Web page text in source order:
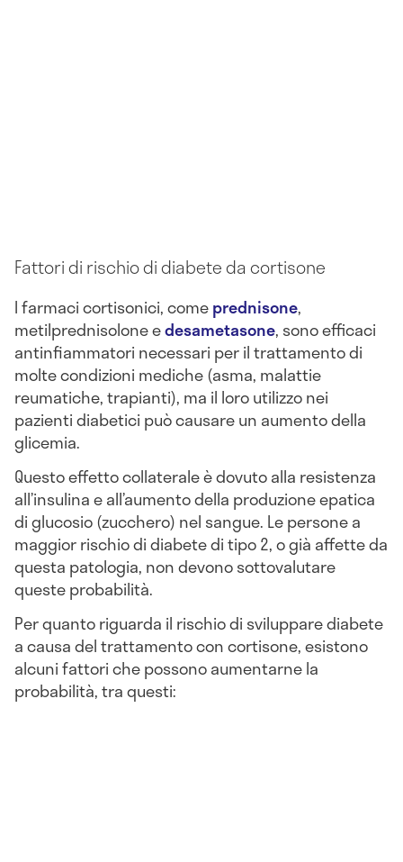
Fattori di rischio di diabete da cortisone
I farmaci cortisonici, comeprednisone,
metilprednisolone edesametasone, sono efficaci
antinfiammatori necessari per il trattamento di
molte condizioni mediche (asma, malattie
reumatiche, trapianti), ma il loro utilizzo nei
pazienti diabetici può causare un aumento della
glicemia.
Questo effetto collaterale è dovuto alla resistenza
all’insulina e all’aumento della produzione epatica
di glucosio (zucchero) nel sangue. Le persone a
maggior rischio di diabete di tipo 2, o già affette da
questa patologia, non devono sottovalutare
queste probabilità.
Per quanto riguarda il rischio di sviluppare diabete
a causa del trattamento con cortisone, esistono
alcuni fattori che possono aumentarne la
probabilità, tra questi: